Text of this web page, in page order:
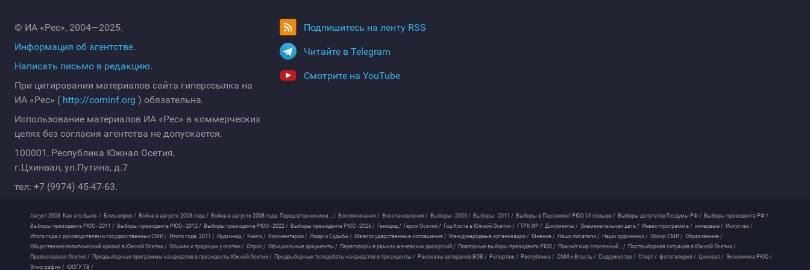
© ИА «Рес», 2004—2025.
Информация об агентстве.
Написать письмо в редакцию.
При цитировании материалов сайта гиперссылка на
ИА «Рес» ( http://cominf.org ) обязательна.
Использование материалов ИА «Рес» в коммерческих
целях без согласия агентства не допускается.
100001, Республика Южная Осетия,
г.Цхинвал, ул.Путина, д.7
тел: +7 (9974) 45-47-63.
Подпишитесь на ленту RSS
Читайте в Telegram
Смотрите на YouTube
Август 2008. Как это было. / Блиц-опрос / Война в августе 2008 года / Война в августе 2008 года. Перед вторжением... / Воспоминания / Восстановление / Выборы - 2009 / Выборы - 2011 / Выборы в Парламент РЮО VII созыва / Выборы депутатов Госдумы РФ / Выборы президента РФ /
Выборы президента РЮО - 2011 / Выборы президента РЮО - 2012 / Выборы президента РЮО - 2022 / Выборы президента РЮО - 2026 / Геноцид / Герои Осетии / Год Коста в Южной Осетии / ГТРК ИР / Документы / Знаменательная дата / Инвестпрограмма / интервью / Искуство /
Итоги года с руководителями государственных СМИ / Итоги года. 2011 / Иудзинад / Книги / Комментарии / Люди и Судьбы / Межгосударственные соглашения / Международные организации / Мнение / Наши писатели / Наши художники / Обзор СМИ / Образование /
Общественно-политический кризис в Южной Осетии / Обычаи и традиции у осетин / Опрос / Официальные документы / Переговоры в рамках женевских дискуссий / Повторные выборы президента РЮО / Помнит мир спасенный... / Поствыборная ситуация в Южной Осетии /
Православная Осетия / Предвыборные программы кандидатов в президенты Южной Осетии / Предвыборные теледебаты кандидатов в президенты / Рассказы ветеранов ВОВ / Репортаж / Республика / СМИ и Власть / Содружество / Спорт / фотогалерея / Цхинвал / Экономика РЮО /
Этнография / ЮОГУ ТВ /